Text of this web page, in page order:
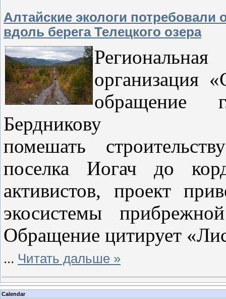
Алтайские экологи потребовали
вдоль берега Телецкого озера
организация
обращение
помешать
поселка Иогач до
активистов, проект
экосистемы
Обращение цитирует
... Читать дальше »
Calendar